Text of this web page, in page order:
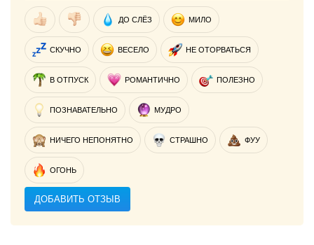
ДО СЛЁЗ МИЛО
СКУЧНО ВЕСЕЛО НЕ ОТОРВАТЬСЯ
В ОТПУСК РОМАНТИЧНО ПОЛЕЗНО
ПОЗНАВАТЕЛЬНО МУДРО
НИЧЕГО НЕПОНЯТНО СТРАШНО ФУУ
ОГОНЬ
ДОБАВИТЬ ОТЗЫВ